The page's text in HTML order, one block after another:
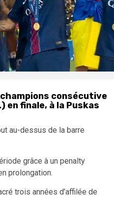
consécutive
finale, à la ‌Puskas
au-dessus de la barre
‌grâce à un penalty
prolongation.
trois années d’affilée de